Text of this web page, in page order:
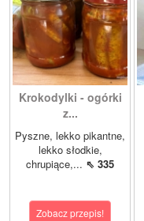
Krokodylki - ogórki
z...
Pyszne, lekko pikantne,
lekko słodkie,
chrupiące,... ⇖ 335
Zobacz przepis!